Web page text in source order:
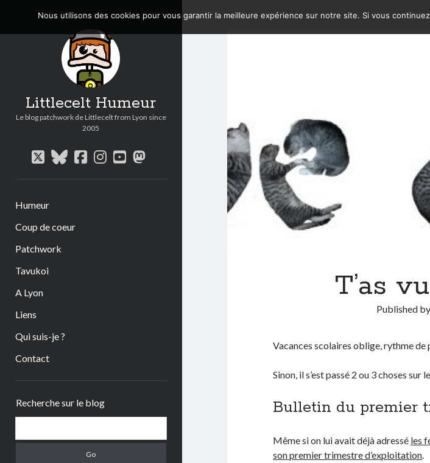
Littlecelt Humeur
Le blog patchwork de Littlecelt from Lyon since
2005
twitterbluesky
facebook
instagram
youtube
mastodon
Humeur
Coup de coeur
Patchwork
Tavukoi
A Lyon
Liens
Qui suis-je ?
Contact
Recherche sur le blog
T’as
Published by
Vacances scolaires oblige, rythme
Sinon, il s’est passé 2 ou 3 choses sur
Bulletin du premier
Même si on lui avait déjà adressé les
son premier trimestre d’exploitation.
Nous utilisons des cookies pour vous garantir la meilleure expérience sur notre site. Si vous